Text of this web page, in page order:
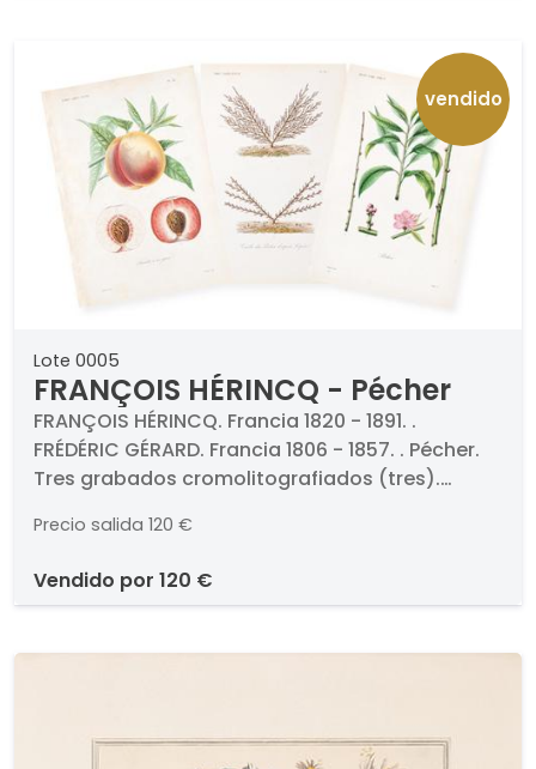
vendido
Lote 0005
FRANÇOIS HÉRINCQ - Pécher
FRANÇOIS HÉRINCQ. Francia 1820 - 1891. .
FRÉDÉRIC GÉRARD. Francia 1806 - 1857. . Pécher.
Tres grabados cromolitografiados (tres).
190 mm cada uno. . Publicado por L. Guérin y De
Théodore MORGAND, librero-editor - Via
Bonaparte 5 - París.
Precio salida 120 €
vendido por 120 €